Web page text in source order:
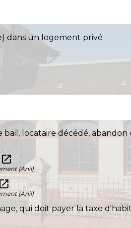
dans un logement privé
bail, locataire décédé, abandon
open_in_new
(Anil)
open_in_new
(Anil)
qui doit payer la taxe